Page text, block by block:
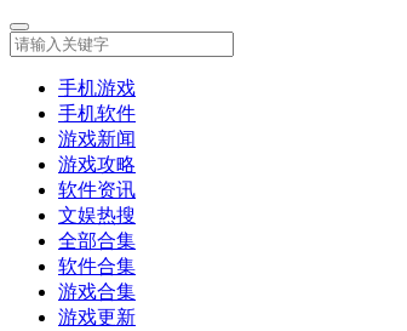
手机游戏
手机软件
游戏新闻
游戏攻略
软件资讯
文娱热搜
全部合集
软件合集
游戏合集
游戏更新